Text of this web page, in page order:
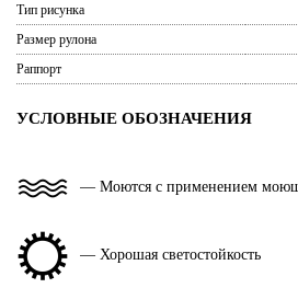
Тип рисунка
Размер рулона
Раппорт
УСЛОВНЫЕ ОБОЗНАЧЕНИЯ
— Моются с применением
— Хорошая светостойкость